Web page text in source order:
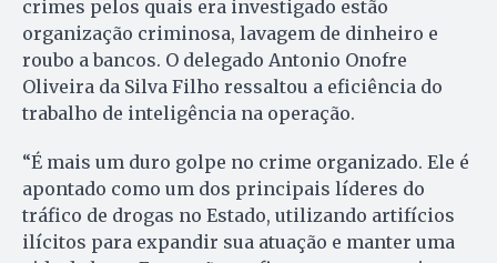
crimes pelos quais era investigado estão
organização criminosa, lavagem de dinheiro e
roubo a bancos. O delegado Antonio Onofre
Oliveira da Silva Filho ressaltou a eficiência do
trabalho de inteligência na operação.
“É mais um duro golpe no crime organizado. Ele é
apontado como um dos principais líderes do
tráfico de drogas no Estado, utilizando artifícios
ilícitos para expandir sua atuação e manter uma